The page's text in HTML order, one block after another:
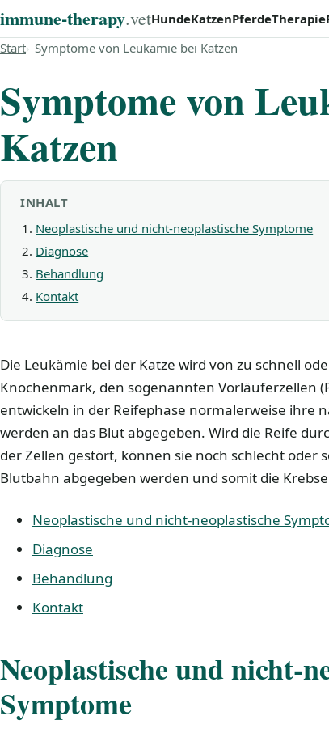
immune‑therapy.vetHundeKatzenPferdeTherapie
Start Symptome von Leukämie bei Katzen
Symptome von
Katzen
INHALT
Neoplastische und nicht-neoplastische Symptome
Diagnose
Behandlung
Kontakt
Die Leukämie bei der Katze wird von zu schnell
Knochenmark, den sogenannten Vorläuferzellen
entwickeln in der Reifephase normalerweise ihre
werden an das Blut abgegeben. Wird die Reife
der Zellen gestört, können sie noch schlecht oder
Blutbahn abgegeben werden und somit die
Neoplastische und nicht-neoplastische
Diagnose
Behandlung
Kontakt
Neoplastische und nicht-
Symptome